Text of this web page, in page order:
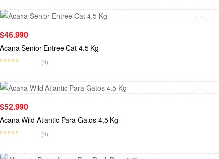
$46.990
Acana Senior Entree Cat 4.5 Kg
(0)
$52.990
Acana Wild Atlantic Para Gatos 4,5 Kg
(0)